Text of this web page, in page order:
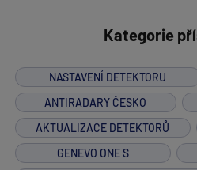
Kategorie
NASTAVENÍ DETEKTORU
ANTIRADARY ČESKO
AKTUALIZACE DETEKTORŮ
GENEVO ONE S